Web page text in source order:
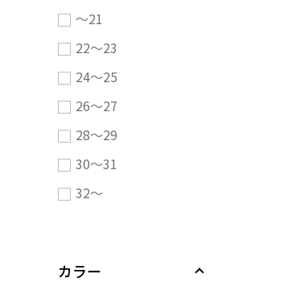
～21
22～23
24～25
26～27
28～29
30～31
32～
カラー